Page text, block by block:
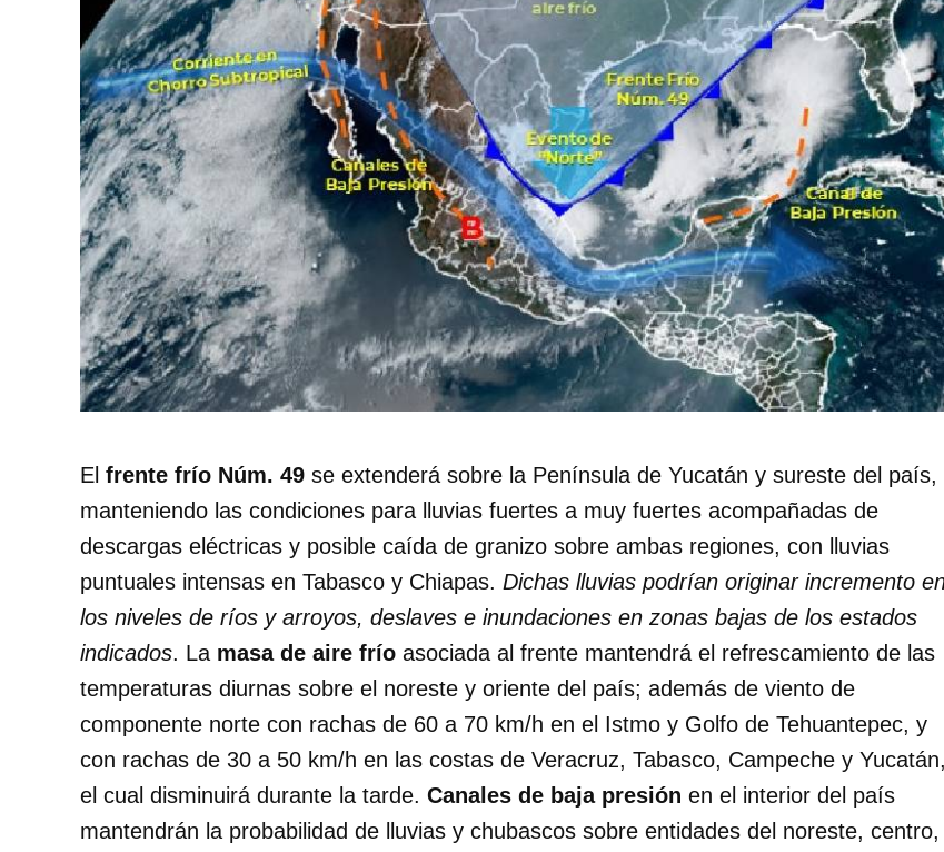
El frente frío Núm. 49 se extenderá sobre la Península de Yucatán y sureste del país,
manteniendo las condiciones para lluvias fuertes a muy fuertes acompañadas de
descargas eléctricas y posible caída de granizo sobre ambas regiones, con lluvias
puntuales intensas en Tabasco y Chiapas. Dichas lluvias podrían originar incremento
los niveles de ríos y arroyos, deslaves e inundaciones en zonas bajas de los estados
indicados. La masa de aire frío asociada al frente mantendrá el refrescamiento de las
temperaturas diurnas sobre el noreste y oriente del país; además de viento de
componente norte con rachas de 60 a 70 km/h en el Istmo y Golfo de Tehuantepec, y
con rachas de 30 a 50 km/h en las costas de Veracruz, Tabasco, Campeche y Yucatán,
el cual disminuirá durante la tarde. Canales de baja presión en el interior del país
mantendrán la probabilidad de lluvias y chubascos sobre entidades del noreste, centro,